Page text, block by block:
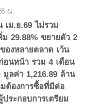
น.
ม.ย.69 ไม่รวม
ม 29.88% ขยายตัว 2
องหลายตลาด เว้น
อนหน้า รวม 4 เดือน
มูลค่า 1,216.89 ล้าน
ต้องการซื้อที่มีต่อ
ระกอบการเตรียม